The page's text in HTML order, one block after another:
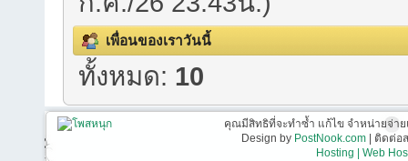
เพื่อนของเราวันนี้
ทั้งหมด: 10
คุณมีสิทธิที่จะทำซ้ำ แก้ไข จำหน่ายจ่า
Design by PostNook.com| ติดต่อส
Hosting | Web